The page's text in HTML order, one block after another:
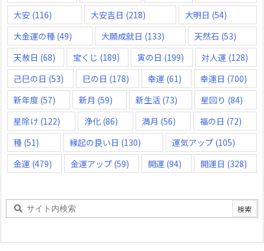
大安 (116) 大安吉日 (218) 大明日 (54)
大金運の種 (49) 大願成就日 (133) 天然石 (53)
天赦日 (68) 宝くじ (189) 寅の日 (199) 対人運 (128)
己巳の日 (53) 巳の日 (178) 幸運 (61) 幸運日 (700)
新年度 (57) 新月 (59) 新生活 (73) 星回り (84)
星除け (122) 浄化 (86) 満月 (56) 福の日 (72)
種 (51) 縁起の良い日 (130) 運気アップ(105)
金運 (479) 金運アップ (59) 開運 (94) 開運日 (328)